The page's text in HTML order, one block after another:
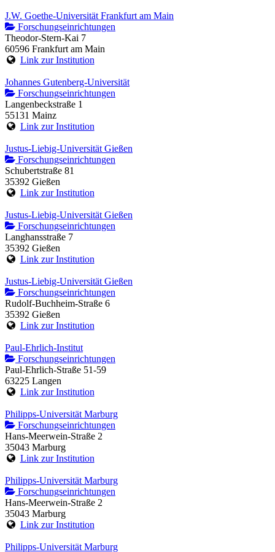
J.W. Goethe-Universität Frankfurt am Main
Forschungseinrichtungen
Theodor-Stern-Kai 7
60596 Frankfurt am Main
Link zur Institution
Johannes Gutenberg-Universität
Forschungseinrichtungen
Langenbeckstraße 1
55131 Mainz
Link zur Institution
Justus-Liebig-Universität Gießen
Forschungseinrichtungen
Schubertstraße 81
35392 Gießen
Link zur Institution
Justus-Liebig-Universität Gießen
Forschungseinrichtungen
Langhansstraße 7
35392 Gießen
Link zur Institution
Justus-Liebig-Universität Gießen
Forschungseinrichtungen
Rudolf-Buchheim-Straße 6
35392 Gießen
Link zur Institution
Paul-Ehrlich-Institut
Forschungseinrichtungen
Paul-Ehrlich-Straße 51-59
63225 Langen
Link zur Institution
Philipps-Universität Marburg
Forschungseinrichtungen
Hans-Meerwein-Straße 2
35043 Marburg
Link zur Institution
Philipps-Universität Marburg
Forschungseinrichtungen
Hans-Meerwein-Straße 2
35043 Marburg
Link zur Institution
Philipps-Universität Marburg